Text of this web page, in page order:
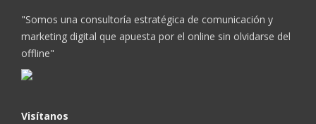
"Somos una consultoría estratégica de comunicación y
marketing digital que apuesta por el online sin olvidarse del
offline"
Visítanos